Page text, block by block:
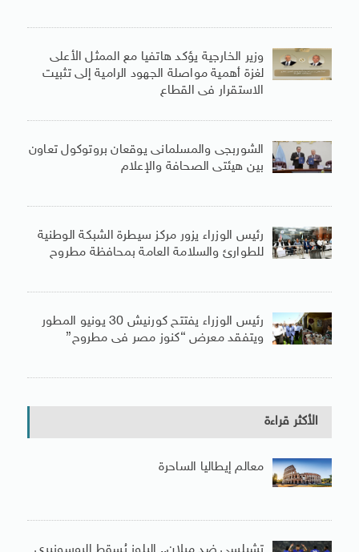
وزير الخارجية يؤكد هاتفيا مع الممثل الأعلى
لغزة أهمية مواصلة الجهود الرامية إلى تثبيت
الاستقرار فى القطاع
الشوربجى والمسلمانى يوقعان بروتوكول تعاون
بين هيئتى الصحافة والإعلام
رئيس الوزراء يزور مركز سيطرة الشبكة الوطنية
للطوارئ والسلامة العامة بمحافظة مطروح
رئيس الوزراء يفتتح كورنيش 30 يونيو المطور
ويتفقد معرض “كنوز مصر فى مطروح”
الأكثر قراءة
معالم إيطاليا الساحرة